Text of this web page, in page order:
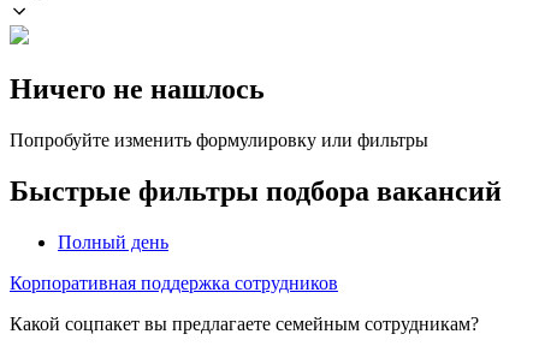
Ничего не нашлось
Попробуйте изменить формулировку или фильтры
Быстрые фильтры подбора вакансий
Полный день
Корпоративная поддержка сотрудников
Какой соцпакет вы предлагаете семейным сотрудникам?